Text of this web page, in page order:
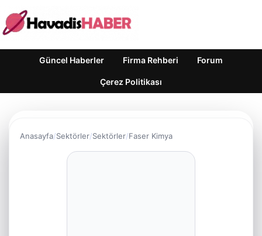
Güncel Haberler Firma Rehberi Forum
Çerez Politikası
Anasayfa Sektörler Sektörler Faser Kimya